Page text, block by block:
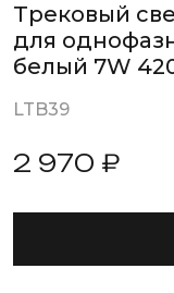
Трековый
для
белый 7W
LTB39
2 970 ₽